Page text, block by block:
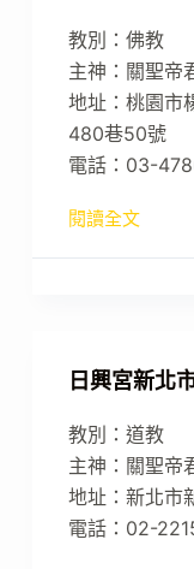
教別：佛教
主神：關聖帝
地址：桃園市
480巷50號
電話：03-
閱讀全文
日興宮新北
教別：道教
主神：關聖帝
地址：新北市
電話：02-